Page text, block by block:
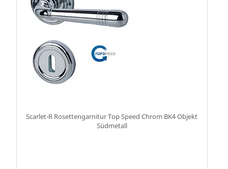
Scarlet-R Rosettengarnitur Top Speed Chrom BK4 Objekt
Südmetall